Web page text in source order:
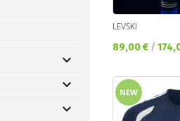
LEVSKI
Текуща цена:
89,00 € /
NEW